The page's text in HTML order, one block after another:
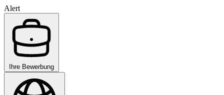
Alert
Ihre Bewerbung